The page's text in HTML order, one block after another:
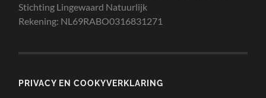
Stichting Lingewaard Natuurlijk
Rekening: NL69RABO0316831271
PRIVACY EN COOKYVERKLARING